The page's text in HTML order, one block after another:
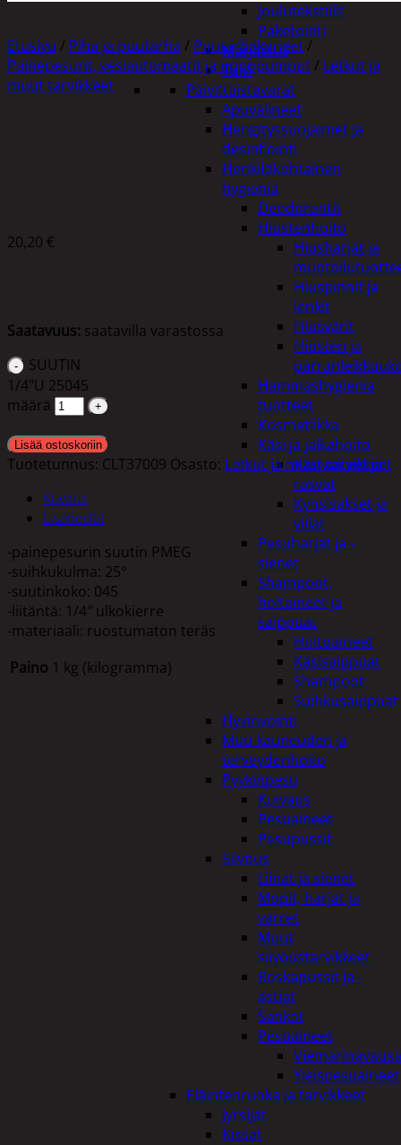
Joulutekstiilit
Paketointi
Marjastus
Talvi
Päivittäistavarat
Apuvälineet
Hengityssuojaimet ja
desinfiointi
Henkilökohtainen
hygienia
Deodorantit
Hiustenhoito
Hiusharjat ja
Hiuspinnit ja
lenkit
Hiusvärit
Hiusten ja
Hammashygienia
tuotteet
Kosmetiikka
Käsi ja jalkahoito
Käsivoiteet ja
rasvat
Kynsisakset ja
viilat
Pesuharjat ja -
sienet
Shampoot,
hoitaineet ja
saippuat
Hoitoaineet
Käsisaippuat
Shampoot
Suihkusaippuat
Hyvinvointi
Muu kauneuden ja
terveydenhoito
Pyykinpesu
Kuivaus
Pesuaineet
Pesupussit
Siivous
Liinat ja sienet
Mopit, harjat ja
varret
Muut
siivoustarvikkeet
Roskapussit ja -
astiat
Sankot
Pesuaineet
Yleispesuaineet
Eläintenruoka ja tarvikkeet
Jyrsijät
Kissat
Etusivu / Piha ja puutarha / Puutarhakoneet /
Painepesurit, vesiautomaatit ja uppopumput / Letkut ja
muut tarvikkeet
20,20 €
Saatavuus: saatavilla varastossa
SUUTIN
1/4"U 25045
määrä
Lisää ostoskoriin
Tuotetunnus: CLT37009 Osasto: Letkut ja muut tarvikkeet
Kuvaus
Lisätiedot
-painepesurin suutin PMEG
-suihkukulma: 25°
-suutinkoko: 045
-liitäntä: 1/4″ ulkokierre
-materiaali: ruostumaton teräs
Paino 1 kg (kilogramma)